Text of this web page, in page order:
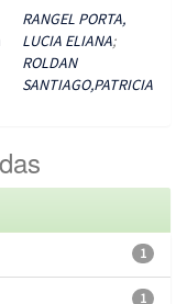
RANGEL PORTA,
LUCIA ELIANA;
ROLDAN
SANTIAGO,PATRICIA
1
1